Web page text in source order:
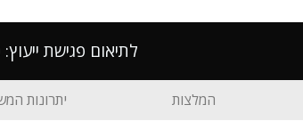
לתיאום פגישת ייעוץ: 0747-405060
המלצות יתרונות